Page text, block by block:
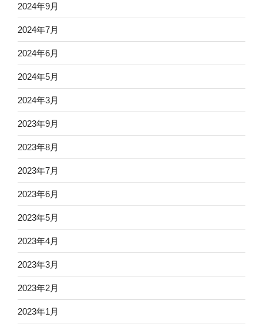
2024年9月
2024年7月
2024年6月
2024年5月
2024年3月
2023年9月
2023年8月
2023年7月
2023年6月
2023年5月
2023年4月
2023年3月
2023年2月
2023年1月